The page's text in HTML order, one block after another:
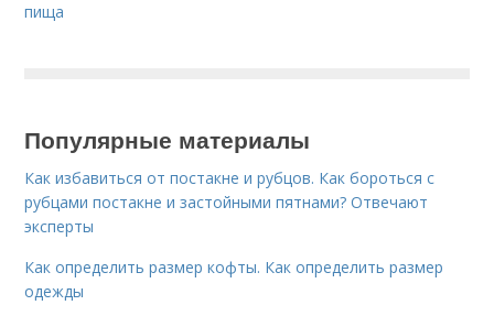
пища
Популярные материалы
Как избавиться от постакне и рубцов. Как бороться с
рубцами постакне и застойными пятнами? Отвечают
эксперты
Как определить размер кофты. Как определить размер
одежды